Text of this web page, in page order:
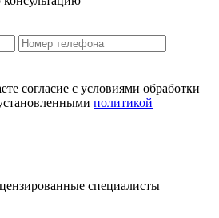
согласие с условиями обработки
политикой
специалисты